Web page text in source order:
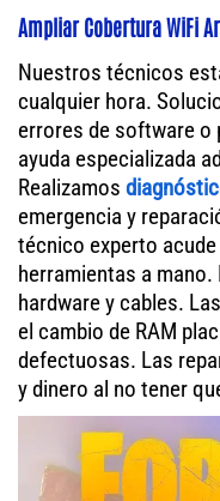
Ampliar Cobertura WiFi
Nuestros técnicos
cualquier hora.
errores de software o
ayuda especializada
Realizamos
emergencia y
técnico experto
herramientas a
hardware y cables.
el cambio de RAM
defectuosas. Las
y dinero al no tener